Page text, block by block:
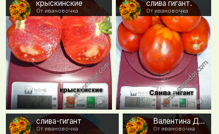
крыскинские
От ивановочка
0
слива гигант.
От ивановочка
0
слива-гигант
От ивановочка
Валентина Духова
От ивановочка